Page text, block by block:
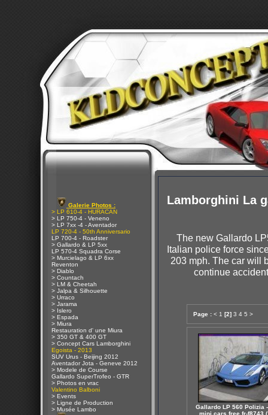
Galerie Photos :
> LP 610-4 - HURACAN
> LP 750-4 - Veneno
> LP 7xx -4 - Aventador
LP 720-4 - 50th Anniversario
LP 700-4 - Roadster
> Gallardo & LP 5xx
LP 570-4 Squadra Corse
> Murcielago & LP 6xx
Reventon
> Diablo
> Countach
> LM & Cheetah
> Jalpa & Silhouette
> Urraco
> Jarama
> Islero
> Espada
> Miura
Restauration d' une Miura
> 350 GT & 400 GT
> Concept Cars Lamborghini
Egoista - 2013
SUV Urus - Beijing 2012
Aventador Jota - Geneve 2012
> Modele de Course
Gallardo SuperTrofeo - GTR
> Photos en vrac
Valentino Balboni
> Events
> Ligne de Production
> Musée Lambo
Lamborghini La
The new Gallardo
Italian police force
203 mph. The car will
continue
Page : < 1 [2] 3 4 5 >
Gallardo LP 560 Polizia
mini.cars.free.fr-f8743